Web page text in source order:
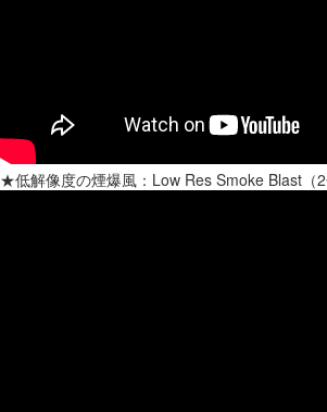
★低解像度の煙爆風：Low Res Smoke Blast（2